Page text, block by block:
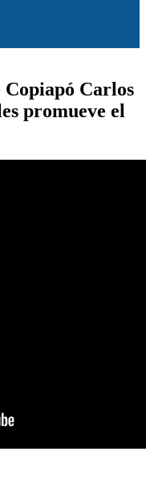
Copiapó Carlos
promueve el